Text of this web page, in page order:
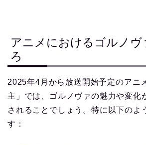
アニメにおけるゴルノヴ
ろ
2025年4月から放送開始予定のアニ
主」では、ゴルノヴァの魅力や変化
されることでしょう。特に以下のよ
す：